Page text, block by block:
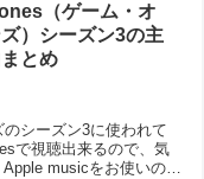
（ゲーム・オ
）シーズン3の主
とめ
シーズン3に使われて
で視聴出来るので、気
musicをお使いの方